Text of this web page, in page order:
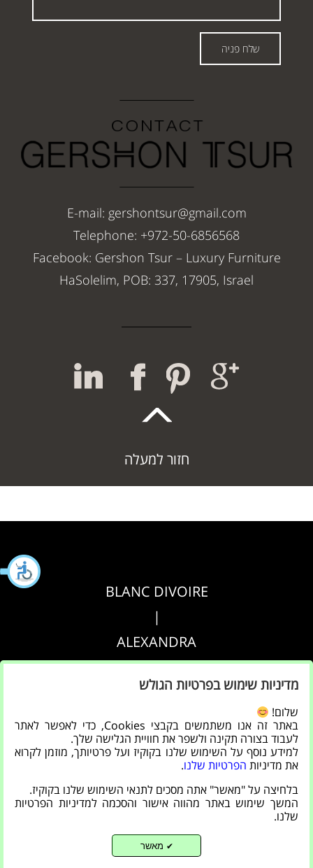
שלח פניה
E-mail: gershontsur@gmail.com
Telephone: +972-50-6856568
Facebook: Gershon Tsur – Luxury Furniture
HaSolelim, POB: 337, 17905, Israel
חזור למעלה
BLANC DIVOIRE
|
ALEXANDRA
|
AGRIPPA
הצהרת נגישות
|
מדיניות פרטיות
מדיניות שימוש בפרטיות הגולש
שלום!
באתר זה אנו משתמשים בקבצי Cookies, כדי לאפשר לאתר
לעבוד בצורה תקינה ולשפר את חוויית הגלישה שלך.
למידע נוסף על השימוש שלנו בקוקיז ועל פרטיותך, מוזמן לקרוא
את מדיניות הפרטיות שלנו.
בלחיצה על "מאשר" אתה מסכים לתנאי השימוש שלנו בקוקיז.
המשך שימוש באתר מהווה אישור והסכמה למדיניות הפרטיות
שלנו.
✔ מאשר